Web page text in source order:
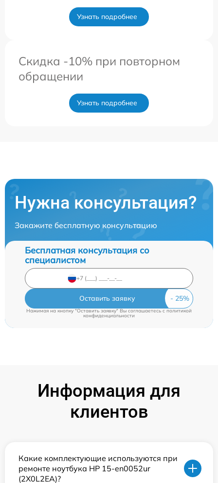
Узнать подробнее
Скидка -10% при повторном
обращении
Узнать подробнее
Нужна консультация?
Закажите бесплатную консультацию
Бесплатная консультация со
специалистом
Оставить заявку
Нажимая на кнопку "Оставить заявку" Вы соглашаетесь cполитикой
конфиденциальности
Информация для
клиентов
Какие комплектующие используются при
ремонте ноутбука HP 15-en0052ur
(2X0L2EA)?